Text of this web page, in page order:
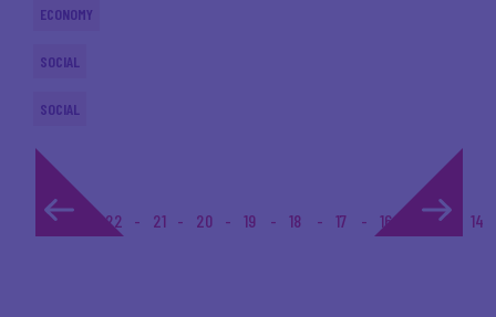
ECONOMY
SOCIAL
SOCIAL
1... 22 21 20 19 18 17 16 14